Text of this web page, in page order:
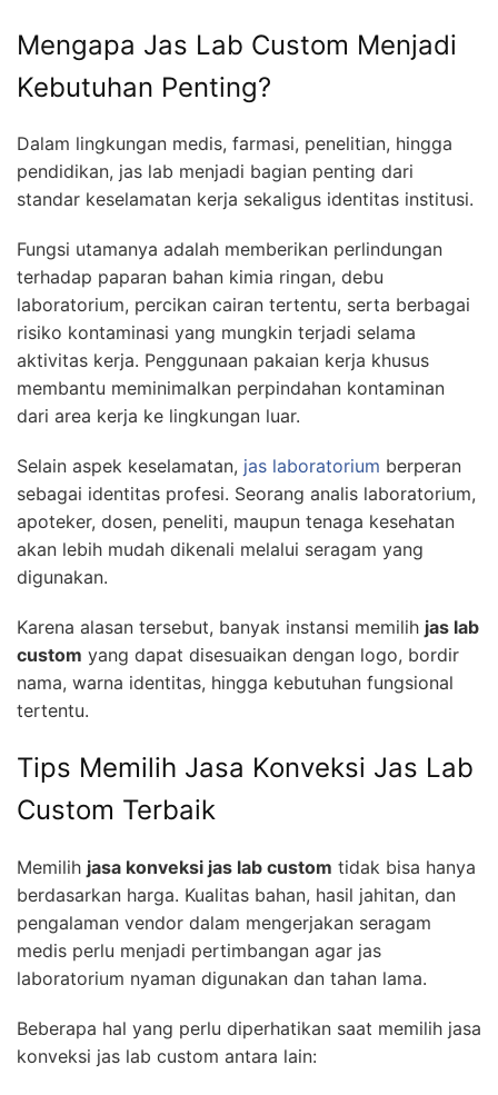
Mengapa Jas Lab Custom Menjadi
Kebutuhan Penting?
Dalam lingkungan medis, farmasi, penelitian, hingga
pendidikan, jas lab menjadi bagian penting dari
standar keselamatan kerja sekaligus identitas institusi.
Fungsi utamanya adalah memberikan perlindungan
terhadap paparan bahan kimia ringan, debu
laboratorium, percikan cairan tertentu, serta berbagai
risiko kontaminasi yang mungkin terjadi selama
aktivitas kerja. Penggunaan pakaian kerja khusus
membantu meminimalkan perpindahan kontaminan
dari area kerja ke lingkungan luar.
Selain aspek keselamatan, jas laboratorium berperan
sebagai identitas profesi. Seorang analis laboratorium,
apoteker, dosen, peneliti, maupun tenaga kesehatan
akan lebih mudah dikenali melalui seragam yang
digunakan.
Karena alasan tersebut, banyak instansi memilih jas lab
custom yang dapat disesuaikan dengan logo, bordir
nama, warna identitas, hingga kebutuhan fungsional
tertentu.
Tips Memilih Jasa Konveksi Jas Lab
Custom Terbaik
Memilih jasa konveksi jas lab custom tidak bisa hanya
berdasarkan harga. Kualitas bahan, hasil jahitan, dan
pengalaman vendor dalam mengerjakan seragam
medis perlu menjadi pertimbangan agar jas
laboratorium nyaman digunakan dan tahan lama.
Beberapa hal yang perlu diperhatikan saat memilih jasa
konveksi jas lab custom antara lain: